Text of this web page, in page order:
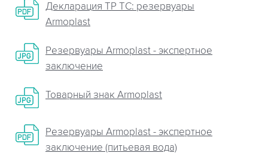
Декларация ТР ТС: резервуары
Armoplast
Резервуары Armoplast - экспертное
заключение
Товарный знак Armoplast
Резервуары Armoplast - экспертное
заключение (питьевая вода)